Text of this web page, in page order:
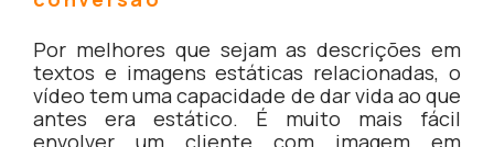
Por melhores que sejam as descrições em
textos e imagens estáticas relacionadas, o
vídeo tem uma capacidade de dar vida ao que
antes era estático. É muito mais fácil
envolver um cliente com imagem em